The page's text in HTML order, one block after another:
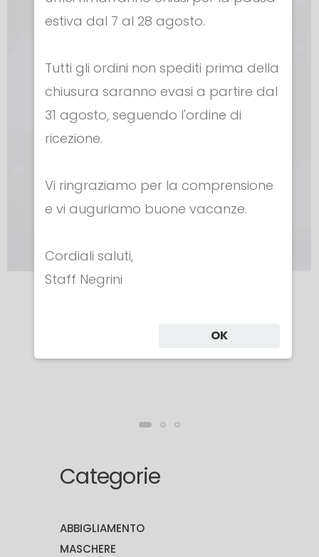
Maschera da SPADA CE 350N
Categorie
ABBIGLIAMENTO
MASCHERE
estiva dal 7 al 28 agosto.
Tutti gli ordini non spediti prima della
chiusura saranno evasi a partire dal
31 agosto, seguendo l'ordine di
ricezione.
Vi ringraziamo per la comprensione
e vi auguriamo buone vacanze.
Cordiali saluti,
Staff Negrini
OK